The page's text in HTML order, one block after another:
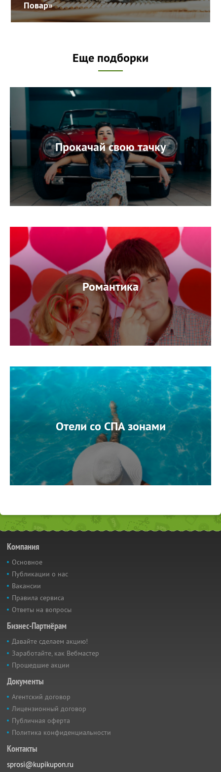
Повар»
Еще подборки
Прокачай свою тачку
Романтика
Отели со СПА зонами
Компания
Основное
Публикации о нас
Вакансии
Правила сервиса
Ответы на вопросы
Бизнес-Партнёрам
Давайте сделаем акцию!
Заработайте, как Вебмастер
Прошедшие акции
Документы
Агентский договор
Лицензионный договор
Публичная оферта
Политика конфиденциальности
Контакты
sprosi@kupikupon.ru